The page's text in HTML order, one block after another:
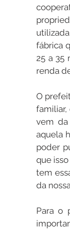
fábrica
25 a 35
renda
O
familiar,
vem da
aquela
poder
que
tem
da
Para o